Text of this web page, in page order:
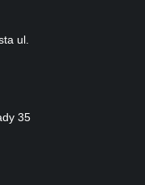
ul.
35